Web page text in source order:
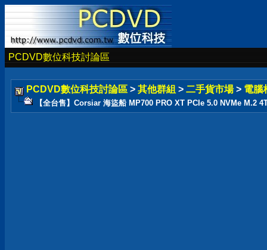
PCDVD數位科技討論區
PCDVD數位科技討論區 > 其他群組 > 二手貨市場 > 電腦
【全台售】Corsiar 海盜船 MP700 PRO XT PCIe 5.0 NVMe M.2